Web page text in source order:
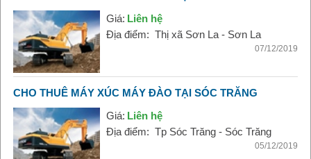
Giá: Liên hệ
Địa điểm: Thị xã Sơn La - Sơn La
07/12/2019
CHO THUÊ MÁY XÚC MÁY ĐÀO TẠI SÓC TRĂNG
Giá: Liên hệ
Địa điểm: Tp Sóc Trăng - Sóc Trăng
05/12/2019